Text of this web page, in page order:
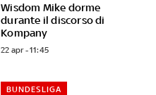
Wisdom Mike dorme
durante il discorso di
Kompany
22 apr - 11:45
BUNDESLIGA